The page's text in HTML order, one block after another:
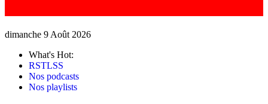
dimanche 9 Août 2026
What's Hot:
RSTLSS
Nos podcasts
Nos playlists